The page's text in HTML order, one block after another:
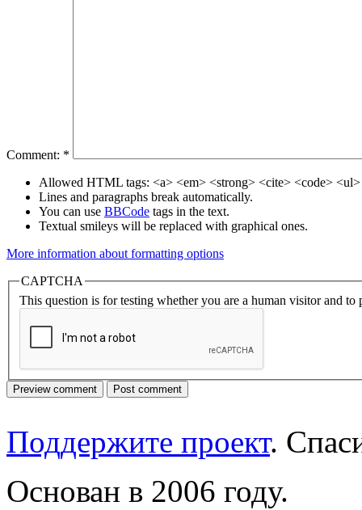
Comment: *
Allowed HTML tags: <a> <em> <strong> <cite> <code>
Lines and paragraphs break automatically.
You can use BBCode tags in the text.
Textual smileys will be replaced with graphical ones.
More information about formatting options
CAPTCHA
This question is for testing whether you are a human visitor and to
Поддержите проект.
Основан в 2006 году.